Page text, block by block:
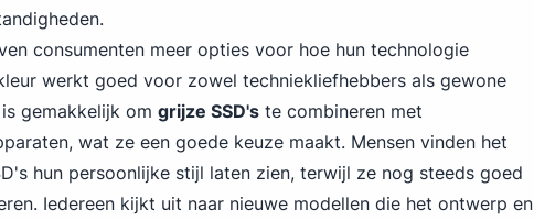
consumenten meer opties voor hoe hun technologie
werkt goed voor zowel techniekliefhebbers als gewone
gemakkelijk om grijze SSD's te combineren met
wat ze een goede keuze maakt. Mensen vinden het
hun persoonlijke stijl laten zien, terwijl ze nog steeds goed
Iedereen kijkt uit naar nieuwe modellen die het ontwerp en